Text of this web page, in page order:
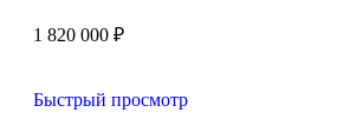
1 820 000 ₽
Быстрый просмотр